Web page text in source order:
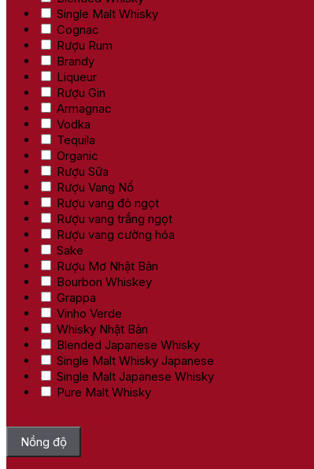
Single Malt Whisky
Cognac
Rượu Rum
Brandy
Liqueur
Rượu Gin
Armagnac
Vodka
Tequila
Organic
Rượu Sữa
Rượu Vang Nổ
Rượu vang đỏ ngọt
Rượu vang trắng ngọt
Rượu vang cường hóa
Sake
Rượu Mơ Nhật Bản
Bourbon Whiskey
Grappa
Vinho Verde
Whisky Nhật Bản
Blended Japanese Whisky
Single Malt Whisky Japanese
Single Malt Japanese Whisky
Pure Malt Whisky
Nồng độ